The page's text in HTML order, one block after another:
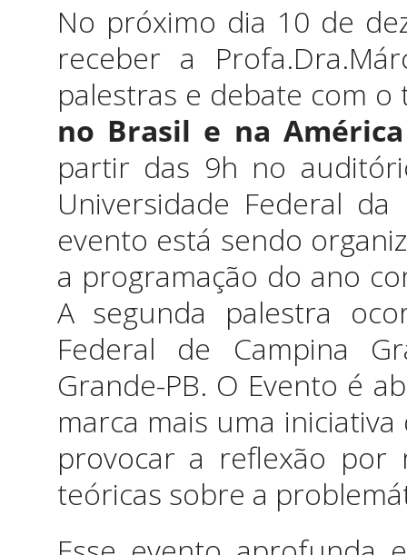
No próximo dia 10 de
receber a
palestras e debate com
no Brasil e na
partir das 9h no
Universidade Federal da
evento está sendo
a programação do ano
A segunda palestra
Federal de Campina
Grande-PB. O Evento é
marca mais uma
provocar a reflexão por
teóricas sobre a